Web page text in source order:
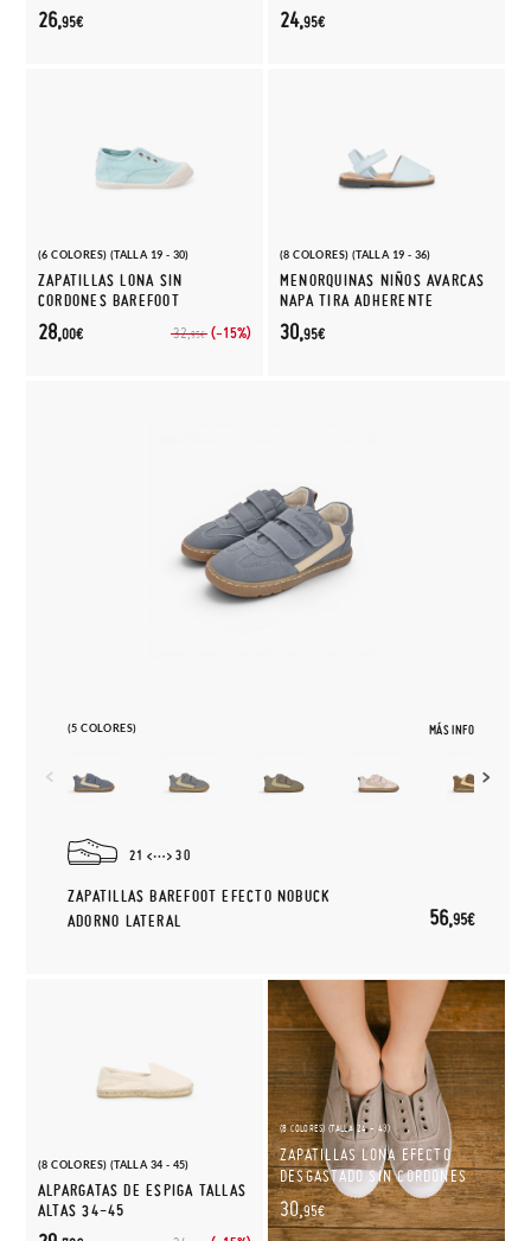
26,95€ 24,95€
(6 COLORES) (TALLA 19 - 30)
ZAPATILLAS LONA SIN
CORDONES BAREFOOT
32,95€ (-15%)
28,00€
(8 COLORES) (TALLA 19 - 36)
MENORQUINAS NIÑOS AVARCAS
NAPA TIRA ADHERENTE
30,95€
(5 COLORES) MÁS INFO
21 30
ZAPATILLAS BAREFOOT EFECTO NOBUCK
ADORNO LATERAL
56,95€
(8 COLORES) (TALLA 34 - 45)
ALPARGATAS DE ESPIGA TALLAS
ALTAS 34-45
(8 COLORES) (TALLA 24 - 43)
ZAPATILLAS LONA EFECTO
DESGASTADO SIN CORDONES
30,95€